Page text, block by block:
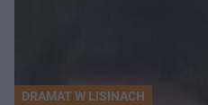
DRAMAT W LISINACH